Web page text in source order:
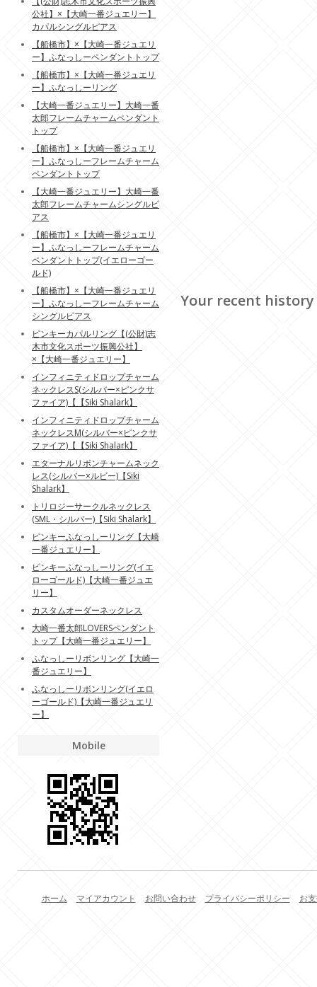
Your recent history
公社】×【大崎一番ジュエリー】
カパルシングルピアス
【船橋市】×【大崎一番ジュエリ
ー】ふなっしーペンダントトップ
【船橋市】×【大崎一番ジュエリ
ー】ふなっしーリング
【大崎一番ジュエリー】大崎一番
太郎フレームチャームペンダント
トップ
【船橋市】×【大崎一番ジュエリ
ー】ふなっしーフレームチャーム
ペンダントトップ
【大崎一番ジュエリー】大崎一番
太郎フレームチャームシングルピ
アス
【船橋市】×【大崎一番ジュエリ
ー】ふなっしーフレームチャーム
ペンダントトップ(イエローゴー
ルド)
【船橋市】×【大崎一番ジュエリ
ー】ふなっしーフレームチャーム
シングルピアス
ピンキーカパルリング【(公財)志
木市文化スポーツ振興公社】
×【大崎一番ジュエリー】
インフィニティドロップチャーム
ネックレスS(シルバー×ピンクサ
ファイア)【【Siki Shalark】
インフィニティドロップチャーム
ネックレスM(シルバー×ピンクサ
ファイア)【【Siki Shalark】
エターナルリボンチャームネック
レス(シルバー×ルビー)【Siki
Shalark】
トリロジーサークルネックレス
(SML・シルバー)【Siki Shalark】
ピンキーふなっしーリング【大崎
一番ジュエリー】
ピンキーふなっしーリング(イエ
ローゴールド)【大崎一番ジュエ
リー】
カスタムオーダーネックレス
大崎一番太郎LOVERSペンダント
トップ【大崎一番ジュエリー】
ふなっしーリボンリング【大崎一
番ジュエリー】
ふなっしーリボンリング(イエロ
ーゴールド)【大崎一番ジュエリ
ー】
Mobile
ホーム マイアカウント お問い合わせ プライバシーポリシー お